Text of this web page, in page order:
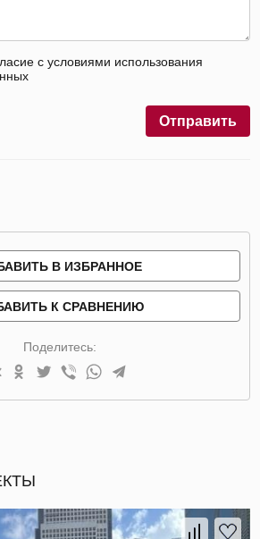
с условиями использования
Отправить
В ИЗБРАННОЕ
К СРАВНЕНИЮ
Поделитесь: